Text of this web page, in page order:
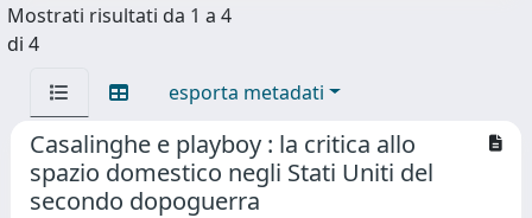
Mostrati risultati da 1 a 4
di 4
esporta metadati
Casalinghe e playboy : la critica allo
spazio domestico negli Stati Uniti del
secondo dopoguerra